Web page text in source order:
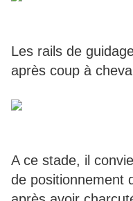
Les rails de
après coup à
A ce stade, il
de positionnement